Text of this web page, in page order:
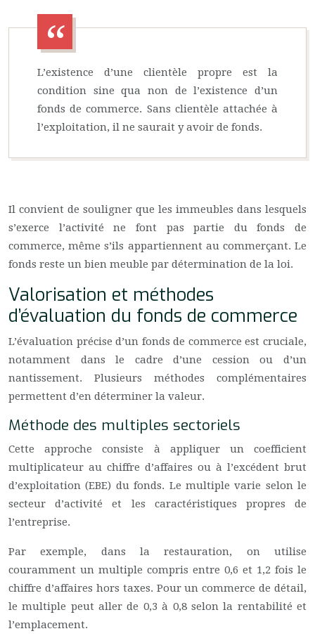
L’existence d’une clientèle propre est la
condition sine qua non de l’existence d’un
fonds de commerce. Sans clientèle attachée à
l’exploitation, il ne saurait y avoir de fonds.
Il convient de souligner que les immeubles dans lesquels
s’exerce l’activité ne font pas partie du fonds de
commerce, même s’ils appartiennent au commerçant. Le
fonds reste un bien meuble par détermination de la loi.
Valorisation et méthodes
d’évaluation du fonds de commerce
L’évaluation précise d’un fonds de commerce est cruciale,
notamment dans le cadre d’une cession ou d’un
nantissement. Plusieurs méthodes complémentaires
permettent d’en déterminer la valeur.
Méthode des multiples sectoriels
Cette approche consiste à appliquer un coefficient
multiplicateur au chiffre d’affaires ou à l’excédent brut
d’exploitation (EBE) du fonds. Le multiple varie selon le
secteur d’activité et les caractéristiques propres de
l’entreprise.
Par exemple, dans la restauration, on utilise
couramment un multiple compris entre 0,6 et 1,2 fois le
chiffre d’affaires hors taxes. Pour un commerce de détail,
le multiple peut aller de 0,3 à 0,8 selon la rentabilité et
l’emplacement.